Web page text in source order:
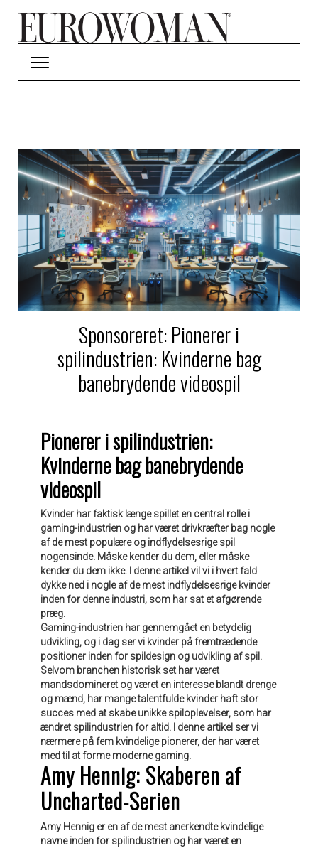
Sponsoreret: Pionerer i
spilindustrien: Kvinderne bag
banebrydende videospil
Pionerer i spilindustrien:
Kvinderne bag banebrydende
videospil
Kvinder har faktisk længe spillet en central rolle i
gaming-industrien og har været drivkræfter bag nogle
af de mest populære og indflydelsesrige spil
nogensinde. Måske kender du dem, eller måske
kender du dem ikke. I denne artikel vil vi i hvert fald
dykke ned i nogle af de mest indflydelsesrige kvinder
inden for denne industri, som har sat et afgørende
præg.
Gaming-industrien har gennemgået en betydelig
udvikling, og i dag ser vi kvinder på fremtrædende
positioner inden for spildesign og udvikling af spil.
Selvom branchen historisk set har været
mandsdomineret og været en interesse blandt drenge
og mænd, har mange talentfulde kvinder haft stor
succes med at skabe unikke spiloplevelser, som har
ændret spilindustrien for altid. I denne artikel ser vi
nærmere på fem kvindelige pionerer, der har været
med til at forme moderne gaming.
Amy Hennig: Skaberen af
Uncharted-Serien
Amy Hennig er en af de mest anerkendte kvindelige
navne inden for spilindustrien og har været en